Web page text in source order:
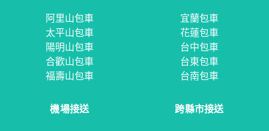
阿里山包車
太平山包車
陽明山包車
合歡山包車
福壽山包車
宜蘭包車
花蓮包車
台中包車
台東包車
台南包車
機場接送 跨縣市接送